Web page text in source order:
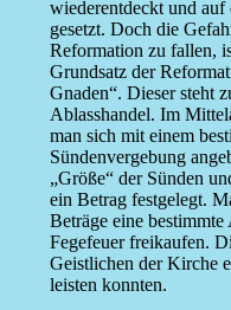
wiederentdeckt und
gesetzt. Doch die
Reformation zu fallen,
Grundsatz der
Gnaden“. Dieser steht
Ablasshandel. Im
man sich mit einem
Sündenvergebung
„Größe“ der Sünden
ein Betrag festgelegt.
Beträge eine
Fegefeuer freikaufen.
Geistlichen der Kirche
leisten konnten.